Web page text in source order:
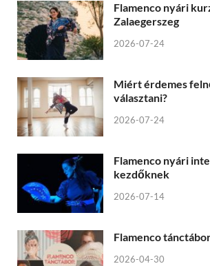
Flamenco nyári
Zalaegerszeg
2026-07-24
Miért érdemes
választani?
2026-07-24
Flamenco nyári
kezdőknek
2026-07-14
Flamenco
2026-04-30